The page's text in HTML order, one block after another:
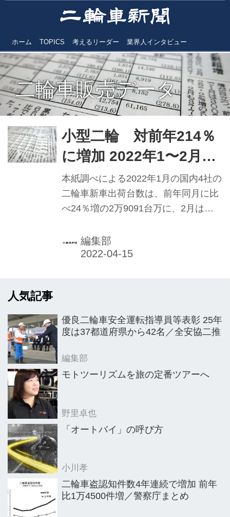
ホーム TOPICS 考えるリーダー 業界人インタビュー
二輪車販売データ
小型二輪 対前年214％
に増加 2022年1〜2月
国内4社の二輪車出荷台
数
本紙調べによる2022年1月の国内4社の
二輪車新車出荷台数は、前年同月に比
べ24％増の2万9091台万に、2月は同
から11カ月連続増となった。
編集部
人気記事
優良二輪車安全運転指導員等表彰 25年
度は37都道府県から42名／全安協二推
編集部
モトツーリズムを旅の定番ツアーへ
野里卓也
「オートバイ」の呼び方
小川孝
二輪車盗認知件数4年連続で増加 前年
比1万4500件増／警察庁まとめ